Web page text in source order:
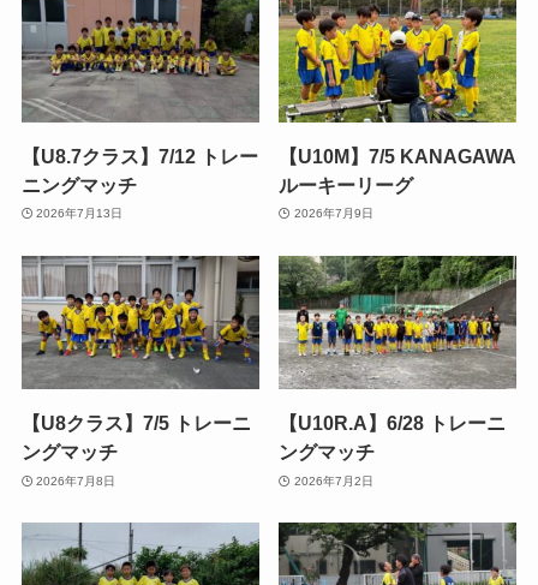
【U8.7クラス】7/12 トレー
ニングマッチ
2026年7月13日
【U10M】7/5 KANAGAWA
ルーキーリーグ
2026年7月9日
【U8クラス】7/5 トレーニ
ングマッチ
2026年7月8日
【U10R.A】6/28 トレーニ
ングマッチ
2026年7月2日